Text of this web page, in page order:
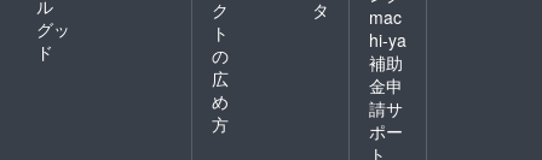
ル
グッ
ド
ク
ト
の
広
め
方
タ
mac
hi-ya
補助
金申
請サ
ポー
ト